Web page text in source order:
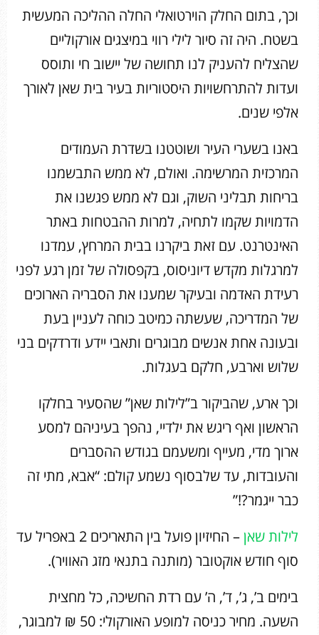
וכך, בתום החלק הוירטואלי החלה ההליכה המעשית
בשטח. היה זה סיור לילי רווי במיצגים אורקוליים
שהצליח להעניק לנו תחושה של יישוב חי ותוסס
ועדות להתרחשויות היסטוריות בעיר בית שאן לאורך
אלפי שנים.
באנו בשערי העיר ושוטטנו בשדרת העמודים
המרכזית המרשימה. ואולם, לא ממש התבשמנו
בריחות תבליני השוק, וגם לא ממש פגשנו את
הדמויות שקמו לתחיה, למרות ההבטחות באתר
האינטרנט. עם זאת ביקרנו בבית המרחץ, עמדנו
למרגלות מקדש דיוניסוס, בקפסולה של זמן רגע לפני
רעידת האדמה ובעיקר שמענו את הסבריה הארוכים
של המדריכה, שעשתה כמיטב כוחה לעניין בעת
ובעונה אחת אנשים מבוגרים ותאבי יידע ודרדקים בני
שלוש וארבע, חלקם בעגלות.
וכך ארע, שהביקור ב”לילות שאן” שהסעיר בחלקו
הראשון ואף ריגש את ילדיי, נהפך בעיניהם למסע
ארוך מדי, מעייף ומשעמם בגודש ההסברים
והעובדות, עד שלבסוף נשמע קולם: “אבא, מתי זה
כבר ייגמר?!”
לילות שאן
– החיזיון פועל בין התאריכים 2 באפריל עד
סוף חודש אוקטובר (מותנה בתנאי מזג האוויר).
בימים ב’, ג’, ד’, ה’ עם רדת החשיכה, כל מחצית
השעה. מחיר כניסה למופע האורקולי: 50 ₪ למבוגר,